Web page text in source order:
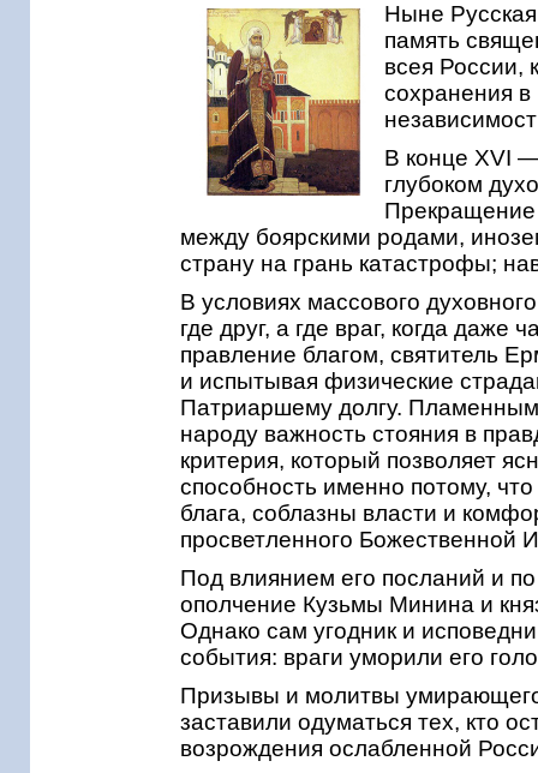
Ныне
память
всея России,
сохранения
В конце XVI
глубоком
Прекращение
между боярскими родами,
страну на грань катастрофы;
В условиях массового
где друг, а где враг, когда даже
правление благом, святитель
и испытывая физические
Патриаршему долгу.
народу важность стояния в
критерия, который позволяет
способность именно потому,
блага, соблазны власти и
просветленного Божественной
Под влиянием его посланий и
ополчение Кузьмы Минина и
Однако сам угодник и
события: враги уморили его
Призывы и молитвы
заставили одуматься тех, кто
возрождения ослабленной